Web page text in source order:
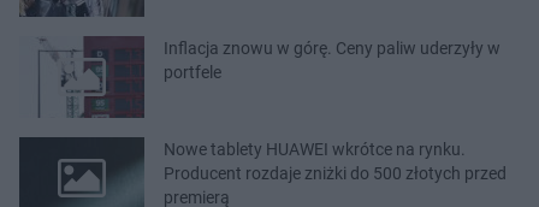
Inflacja znowu w górę. Ceny paliw uderzyły w
portfele
Nowe tablety HUAWEI wkrótce na rynku.
Producent rozdaje zniżki do 500 złotych przed
premierą